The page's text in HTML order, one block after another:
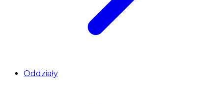
Oddziały